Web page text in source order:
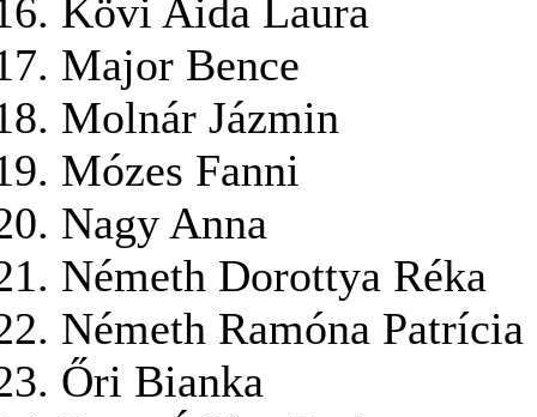
Kövi Aida Laura
Major Bence
Molnár Jázmin
Mózes Fanni
Nagy Anna
Németh Dorottya Réka
Németh Ramóna Patrícia
Őri Bianka